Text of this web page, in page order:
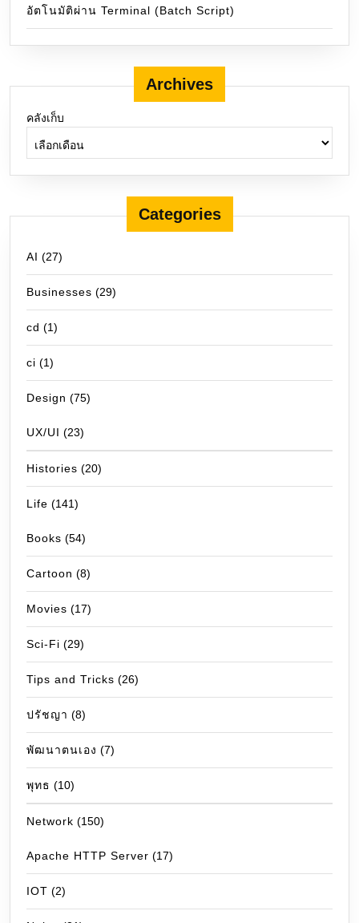
อัตโนมัติผ่าน Terminal (Batch Script)
Archives
คลังเก็บ
Categories
AI (27)
Businesses (29)
cd (1)
ci (1)
Design (75)
UX/UI (23)
Histories (20)
Life (141)
Books (54)
Cartoon (8)
Movies (17)
Sci-Fi (29)
Tips and Tricks (26)
ปรัชญา (8)
พัฒนาตนเอง (7)
พุทธ (10)
Network (150)
Apache HTTP Server (17)
IOT (2)